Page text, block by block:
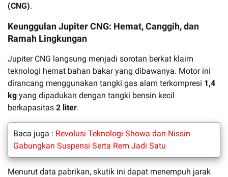
(CNG).
Keunggulan Jupiter CNG: Hemat, Canggih, dan
Ramah Lingkungan
Jupiter CNG langsung menjadi sorotan berkat klaim
teknologi hemat bahan bakar yang dibawanya. Motor ini
dirancang menggunakan tangki gas alam terkompresi 1,4
kg yang dipadukan dengan tangki bensin kecil
berkapasitas 2 liter.
Baca juga : Revolusi Teknologi Showa dan Nissin
Gabungkan Suspensi Serta Rem Jadi Satu
Menurut data pabrikan, skutik ini dapat menempuh jarak